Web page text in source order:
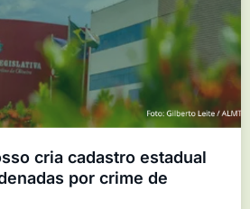
cria cadastro estadual
por crime de